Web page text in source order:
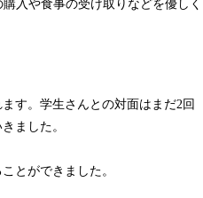
入や食事の受け取りなどを優しく
す。学生さんとの対面はまだ2回
ました。
とができました。